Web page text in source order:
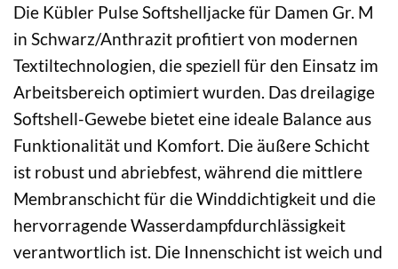
Die Kübler Pulse Softshelljacke für Damen Gr. M
in Schwarz/Anthrazit profitiert von modernen
Textiltechnologien, die speziell für den Einsatz im
Arbeitsbereich optimiert wurden. Das dreilagige
Softshell-Gewebe bietet eine ideale Balance aus
Funktionalität und Komfort. Die äußere Schicht
ist robust und abriebfest, während die mittlere
Membranschicht für die Winddichtigkeit und die
hervorragende Wasserdampfdurchlässigkeit
verantwortlich ist. Die Innenschicht ist weich und